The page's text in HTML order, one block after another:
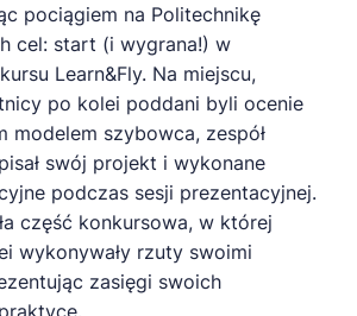
pociągiem na Politechnikę
cel: start (i wygrana!) w
Learn&Fly. Na miejscu,
po kolei poddani byli ocenie
modelem szybowca, zespół
swój projekt i wykonane
podczas sesji prezentacyjnej.
część konkursowa, w której
wykonywały rzuty swoimi
zasięgi swoich